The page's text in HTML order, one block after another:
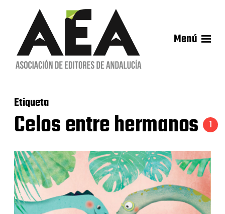
Menú
Etiqueta
Celos entre hermanos 1